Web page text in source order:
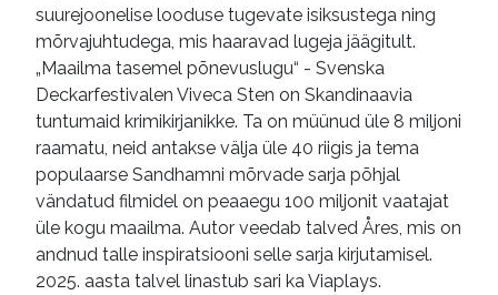
suurejoonelise looduse tugevate isiksustega ning
mõrvajuhtudega, mis haaravad lugeja jäägitult.
„Maailma tasemel põnevuslugu“ - Svenska
Deckarfestivalen Viveca Sten on Skandinaavia
tuntumaid krimikirjanikke. Ta on müünud üle 8 miljoni
raamatu, neid antakse välja üle 40 riigis ja tema
populaarse Sandhamni mõrvade sarja põhjal
vändatud filmidel on peaaegu 100 miljonit vaatajat
üle kogu maailma. Autor veedab talved Åres, mis on
andnud talle inspiratsiooni selle sarja kirjutamisel.
2025. aasta talvel linastub sari ka Viaplays.